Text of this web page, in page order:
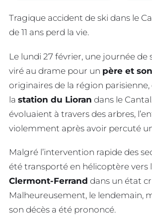
Tragique accident de ski dans le
de 11 ans perd la vie.
Le lundi 27 février, une journée de
viré au drame pour un père et
originaires de la région parisienne,
la station du Lioran dans le
évoluaient à travers des arbres,
violemment après avoir percuté
Malgré l’intervention rapide des
été transporté en hélicoptère vers
Clermont-Ferrand dans un état
Malheureusement, le lendemain,
son décès a été prononcé.